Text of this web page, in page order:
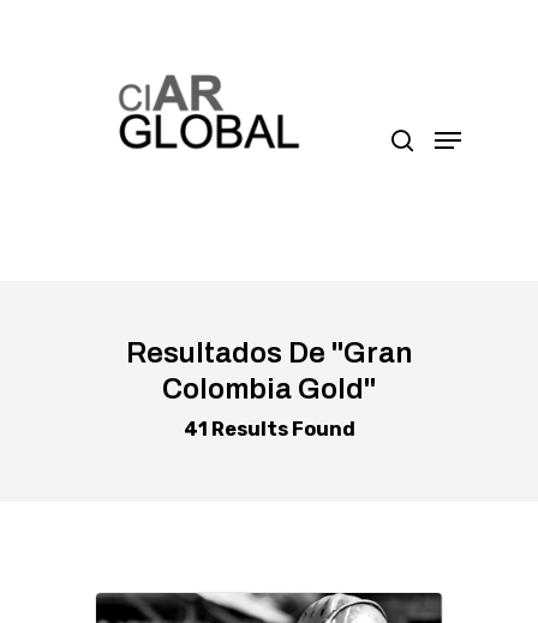
Presione enter para buscar o ESC para cerrar
Resultados De "gran
Colombia Gold"
41 Results Found